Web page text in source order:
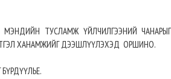
ТУСЛАМЖ ҮЙЛЧИЛГЭЭНИЙ
ХАНАМЖИЙГ ДЭЭШЛҮҮЛЭХЭД ОРШИНО.